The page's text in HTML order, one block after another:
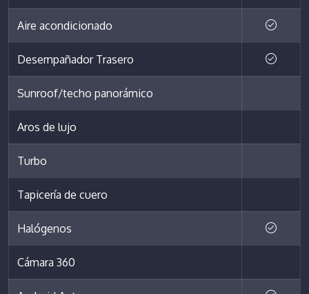
Aire acondicionado
Desempañador Trasero
Sunroof/techo panorámico
Aros de lujo
Turbo
Tapicería de cuero
Halógenos
Cámara 360